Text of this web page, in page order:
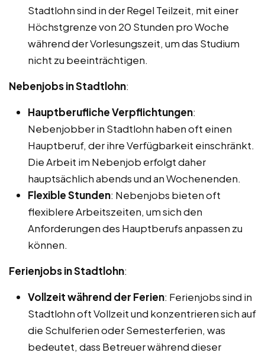
Stadtlohn sind in der Regel Teilzeit, mit einer
Höchstgrenze von 20 Stunden pro Woche
während der Vorlesungszeit, um das Studium
nicht zu beeinträchtigen.
Nebenjobs in Stadtlohn:
Hauptberufliche Verpflichtungen:
Nebenjobber in Stadtlohn haben oft einen
Hauptberuf, der ihre Verfügbarkeit einschränkt.
Die Arbeit im Nebenjob erfolgt daher
hauptsächlich abends und an Wochenenden.
Flexible Stunden: Nebenjobs bieten oft
flexiblere Arbeitszeiten, um sich den
Anforderungen des Hauptberufs anpassen zu
können.
Ferienjobs in Stadtlohn:
Vollzeit während der Ferien: Ferienjobs sind in
Stadtlohn oft Vollzeit und konzentrieren sich auf
die Schulferien oder Semesterferien, was
bedeutet, dass Betreuer während dieser